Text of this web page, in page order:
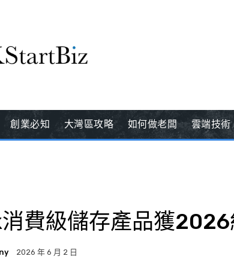
創業必知 大灣區攻略 如何做老闆 雲端技術
費級儲存產品獲2026
2026 年 6 月 2 日